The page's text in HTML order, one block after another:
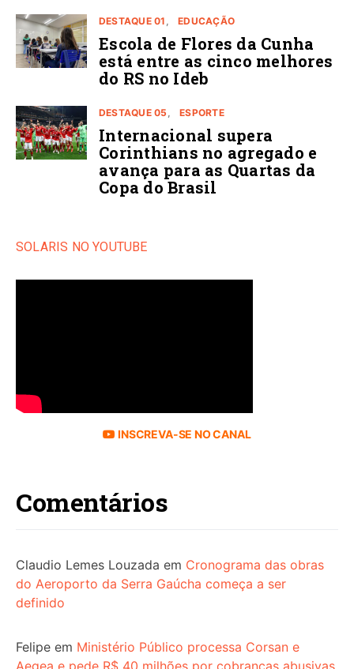
DESTAQUE 01 EDUCAÇÃO
Escola de Flores da Cunha
está entre as cinco melhores
do RS no Ideb
DESTAQUE 05 ESPORTE
Internacional supera
Corinthians no agregado e
avança para as Quartas da
Copa do Brasil
SOLARIS NO YOUTUBE
INSCREVA-SE NO CANAL
Comentários
Claudio Lemes Louzada em Cronograma das obras
do Aeroporto da Serra Gaúcha começa a ser
definido
Felipe em Ministério Público processa Corsan e